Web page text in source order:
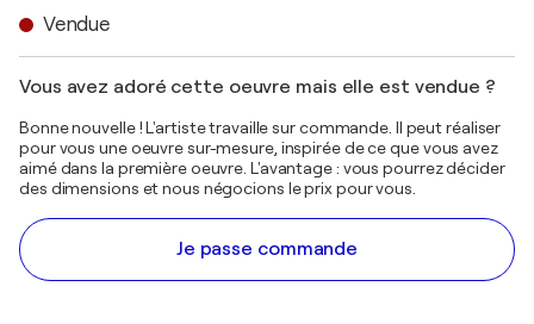
Vendue
Vous avez adoré cette oeuvre mais elle est vendue ?
Bonne nouvelle ! L'artiste travaille sur commande. Il peut réaliser
pour vous une oeuvre sur-mesure, inspirée de ce que vous avez
aimé dans la première oeuvre. L'avantage : vous pourrez décider
des dimensions et nous négocions le prix pour vous.
Je passe commande